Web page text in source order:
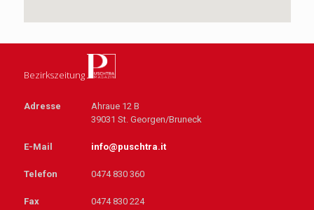
Bezirkszeitung
Adresse
Ahraue 12 B
39031 St. Georgen/Bruneck
E-Mail info@puschtra.it
Telefon 0474 830 360
Fax 0474 830 224